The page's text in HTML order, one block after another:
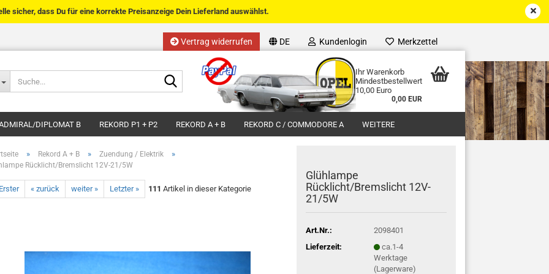
Vertrag widerrufen DE
Sprache auswählen
Lieferland
Kundenlogin
Passwort
Merkzettel
Suche...
Ihr Warenkorb
Mindestbestellwert
10,00 Euro
0,00 EUR
sicher, dass Du für eine korrekte Preisanzeige Dein Lieferland auswählst.
DIPLOMAT B REKORD P1 + P2 REKORD A + B REKORD C / COMMODORE A WEITERE
» Rekord A + B » Zuendung / Elektrik »
Rücklicht/Bremslicht 12V-21/5W
« zurück weiter » Letzter » 111 Artikel in dieser Kategorie
Glühlampe
Rücklicht/Bremslicht 12V-
21/5W
Art.Nr.:
2098401
Lieferzeit:
ca.1-4
Werktage
(Lagerware)